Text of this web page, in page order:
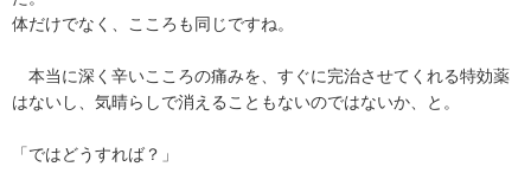
体だけでなく、こころも同じですね。
本当に深く辛いこころの痛みを、すぐに完治させてくれる特効薬
はないし、気晴らしで消えることもないのではないか、と。
「ではどうすれば？」